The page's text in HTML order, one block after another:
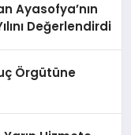
Ayasofya’nın
Değerlendirdi
Örgütüne